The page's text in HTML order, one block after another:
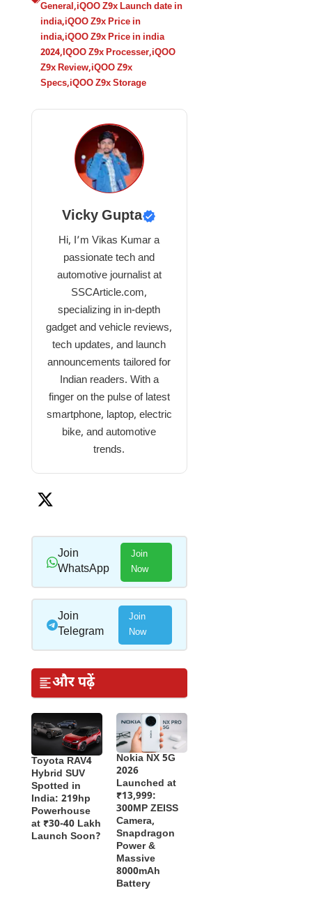
General,iQOO Z9x Launch date in
india,iQOO Z9x Price in
india,iQOO Z9x Price in india
2024,IQOO Z9x Processer,iQOO
Z9x Review,iQOO Z9x
Specs,iQOO Z9x Storage
Vicky Gupta
Hi, I’m Vikas Kumar a
passionate tech and
automotive journalist at
SSCArticle.com,
specializing in in-depth
gadget and vehicle reviews,
tech updates, and launch
announcements tailored for
Indian readers. With a
finger on the pulse of latest
smartphone, laptop, electric
bike, and automotive
trends.
Join
WhatsApp
Join
Now
Join
Telegram
Join
Now
और पढ़ें
Toyota RAV4
Hybrid SUV
Spotted in
India: 219hp
Powerhouse
at ₹30-40 Lakh
Launch Soon?
Nokia NX 5G
2026
Launched at
₹13,999:
300MP ZEISS
Camera,
Snapdragon
Power &
Massive
8000mAh
Battery